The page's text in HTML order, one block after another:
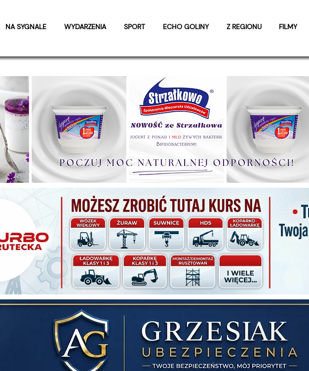
NA SYGNALE WYDARZENIA SPORT ECHO GOLINY Z REGIONU FILMY